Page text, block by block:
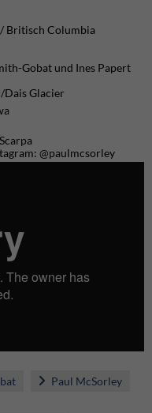
Britisch Columbia
Gobat und Ines Papert
Glacier
@paulmcsorley
Paul McSorley